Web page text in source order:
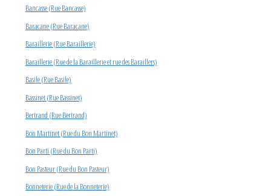
Bancasse (Rue Bancasse)
Baracane (Rue Baracane)
Baraillerie (Rue Baraillerie)
Baraillerie (Rue de la Baraillerie et rue des Baraillers)
Basile (Rue Basile)
Bassinet (Rue Bassinet)
Bertrand (Rue Bertrand)
Bon Martinet (Rue du Bon Martinet)
Bon Parti (Rue du Bon Parti)
Bon Pasteur (Rue du Bon Pasteur)
Bonneterie (Rue de la Bonneterie)